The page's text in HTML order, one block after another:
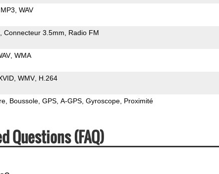
MP3 WAV
Connecteur 3.5mm Radio FM
WMA
WMV H.264
Boussole GPS A-GPS Gyroscope Proximité
Questions (FAQ)